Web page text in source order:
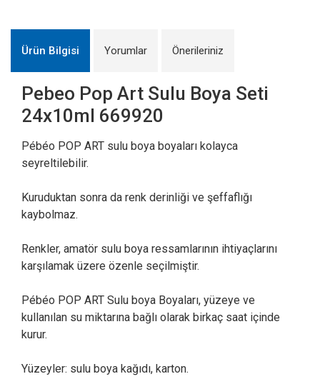
Ürün Bilgisi Yorumlar Önerileriniz
Pebeo Pop Art Sulu Boya Seti
24x10ml 669920
Pébéo POP ART sulu boya boyaları kolayca
seyreltilebilir.
Kuruduktan sonra da renk derinliği ve şeffaflığı
kaybolmaz.
Renkler, amatör sulu boya ressamlarının ihtiyaçlarını
karşılamak üzere özenle seçilmiştir.
Pébéo POP ART Sulu boya Boyaları, yüzeye ve
kullanılan su miktarına bağlı olarak birkaç saat içinde
kurur.
Yüzeyler: sulu boya kağıdı, karton.